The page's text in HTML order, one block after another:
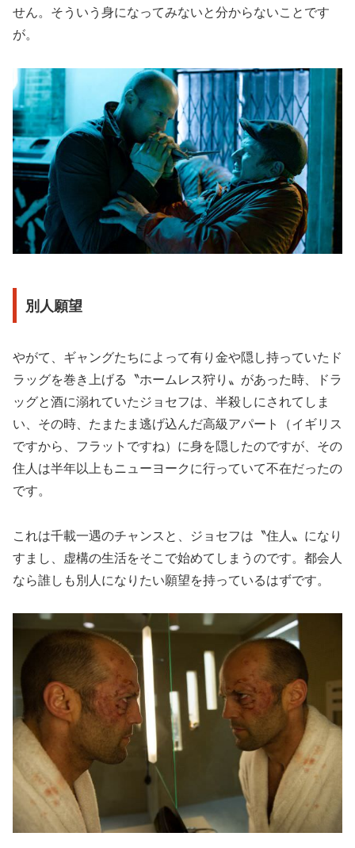
せん。そういう身になってみないと分からないことです
が。
別人願望
やがて、ギャングたちによって有り金や隠し持っていたド
ラッグを巻き上げる〝ホームレス狩り〟があった時、ドラ
ッグと酒に溺れていたジョセフは、半殺しにされてしま
い、その時、たまたま逃げ込んだ高級アパート（イギリス
ですから、フラットですね）に身を隠したのですが、その
住人は半年以上もニューヨークに行っていて不在だったの
です。
これは千載一遇のチャンスと、ジョセフは〝住人〟になり
すまし、虚構の生活をそこで始めてしまうのです。都会人
なら誰しも別人になりたい願望を持っているはずです。